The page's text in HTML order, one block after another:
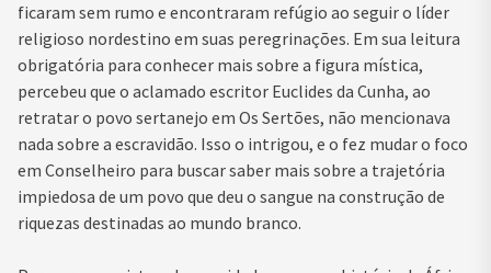
ficaram sem rumo e encontraram refúgio ao seguir o líder
religioso nordestino em suas peregrinações. Em sua leitura
obrigatória para conhecer mais sobre a figura mística,
percebeu que o aclamado escritor Euclides da Cunha, ao
retratar o povo sertanejo em Os Sertões, não mencionava
nada sobre a escravidão. Isso o intrigou, e o fez mudar o foco
em Conselheiro para buscar saber mais sobre a trajetória
impiedosa de um povo que deu o sangue na construção de
riquezas destinadas ao mundo branco.